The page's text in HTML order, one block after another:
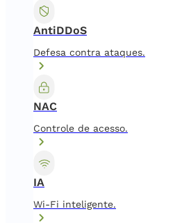
AntiDDoS
Defesa contra ataques.
NAC
Controle de acesso.
IA
Wi-Fi inteligente.